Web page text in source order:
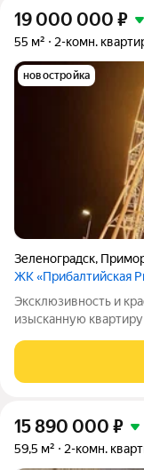
19 000 000 ₽
55 м² 2-комн.
новостройка
Зеленоградск,
ЖК «Прибалтийская
Эксклюзивность и
изысканную
отличающегося
Таких объектов на
15 890 000 ₽
59,5 м² 2-комн.